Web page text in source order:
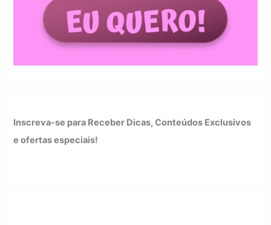
Inscreva-se para Receber Dicas, Conteúdos Exclusivos
e ofertas especiais!